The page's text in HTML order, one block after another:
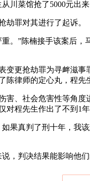
川菜馆抢了5000元出
罪对其进行了起诉。
”陈楠接手该案后，
抢劫罪为寻衅滋事
律师的定心丸，程先
社会危害性等角度
程先生作出了不到1年
真判了刑十年，我
判决结果能影响他